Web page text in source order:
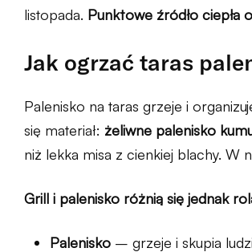
listopada. Punktowe źródło ciepła
Jak ogrzać taras
Palenisko na taras grzeje i
się materiał: żeliwne palenisko
niż lekka misa z cienkiej blachy. W
Grill i palenisko różnią się jednak
Palenisko – grzeje i skupia